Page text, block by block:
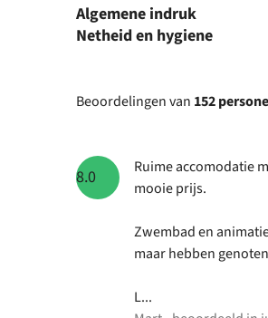
Algemene indruk
Netheid en hygiene
Beoordelingen van 152
8.0
Ruime accomodatie
mooie prijs.
Zwembad en
maar hebben
L...